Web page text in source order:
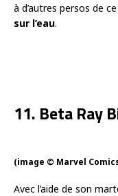
à d’autres persos de
sur l’eau.
11. Beta Ray
(image © Marvel
Avec l’aide de son